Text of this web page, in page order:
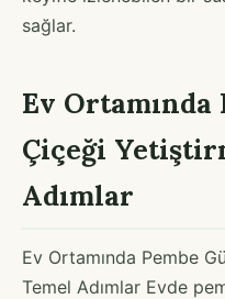
sağlar.
Ev
Çiçeği
Adımlar
Ev Ortamında Pembe
Temel Adımlar Evde